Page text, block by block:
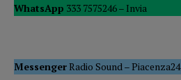
WhatsApp 333 7575246 – Invia
MessengerRadio Sound –Piacenza24